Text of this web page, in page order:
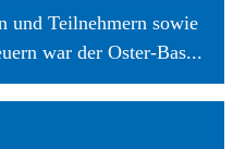
und Teilnehmern sowie
war der Oster-Bas...